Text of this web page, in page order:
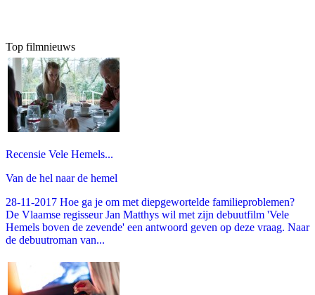
Top filmnieuws
Recensie Vele Hemels...
Van de hel naar de hemel
28-11-2017 Hoe ga je om met diepgewortelde familieproblemen?
De Vlaamse regisseur Jan Matthys wil met zijn debuutfilm 'Vele
Hemels boven de zevende' een antwoord geven op deze vraag. Naar
de debuutroman van...